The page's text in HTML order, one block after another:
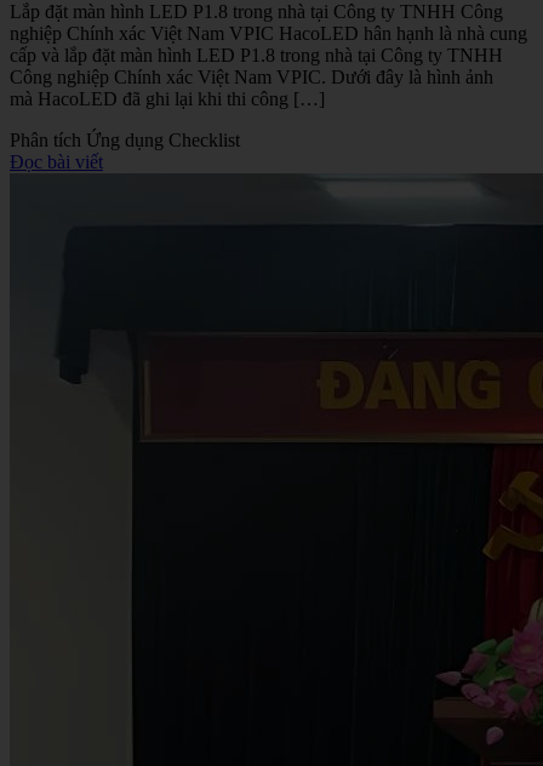
Lắp đặt màn hình LED P1.8 trong nhà tại Công ty TNHH Công
nghiệp Chính xác Việt Nam VPIC HacoLED hân hạnh là nhà cung
cấp và lắp đặt màn hình LED P1.8 trong nhà tại Công ty TNHH
Công nghiệp Chính xác Việt Nam VPIC. Dưới đây là hình ảnh
mà HacoLED đã ghi lại khi thi công […]
Phân tích Ứng dụng Checklist
Đọc bài viết